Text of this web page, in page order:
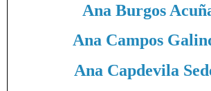
Ana Burgos
Ana Campos
Ana Capdevila